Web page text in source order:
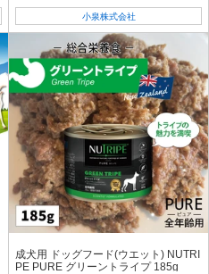
小泉株式会社
成犬用 ドッグフード(ウエット) NUTRI
PE PURE グリーントライプ 185g